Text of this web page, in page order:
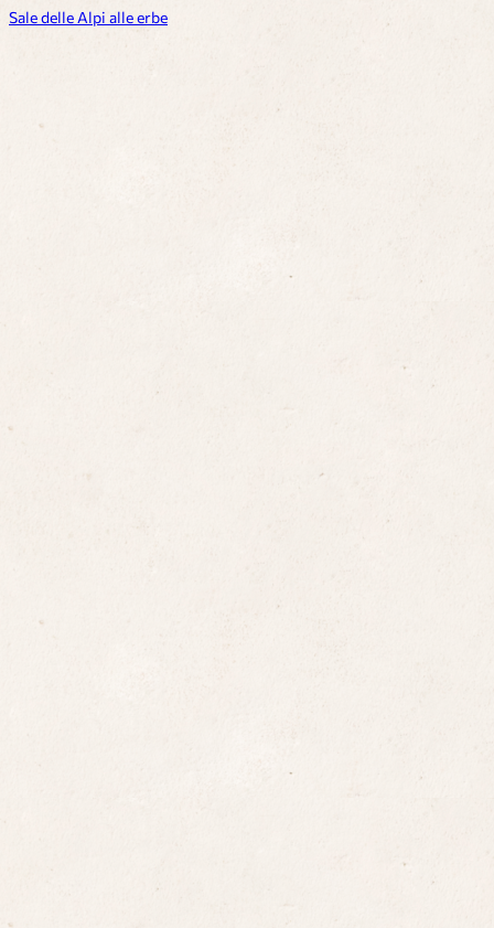
Sale delle Alpi alle erbe